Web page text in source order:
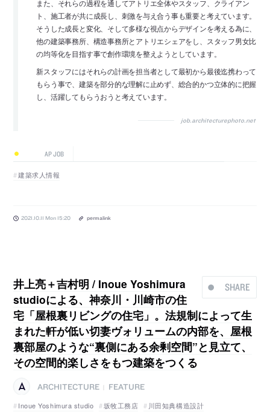
また、それらの過程を通してアトリエ全体やスタッフ、クライアン
ト、施工者が共に成長し、刺激を与え合う事も重要と考えています。
そうした成長と変化、そして多様な視点からデザインを考える為に、
他の建築事務所、構造事務所とアトリエシェアをし、スタッフ男女比
の均等化を目指す事で創作環境を整えようとしています。
新スタッフにはそれらの計画を担当者として最初から最後迄携わって
もらう事で、建築を部分的な理解に止めず、総合的かつ立体的に把握
し、活躍してもらうおうと考えています。
job.architecturephoto.net
AP JOB
建築求人情報
2021.10.11 Mon 15:20 permalink
SHARE
井上亮＋吉村明 / Inoue Yoshimura
studioによる、神奈川・川崎市の住
宅「屋根裏リビングの住宅」。法規制によって生
まれた軒が低い切妻ヴォリュームの内部を、屋根
裏部屋のような“裏側にある余剰空間”と見立て、
その空間的楽しさをもつ建築をつくる
ARCHITECTURE
FEATURE
Inoue Yoshimura studio
坂牧工務店
川田知典構造設計